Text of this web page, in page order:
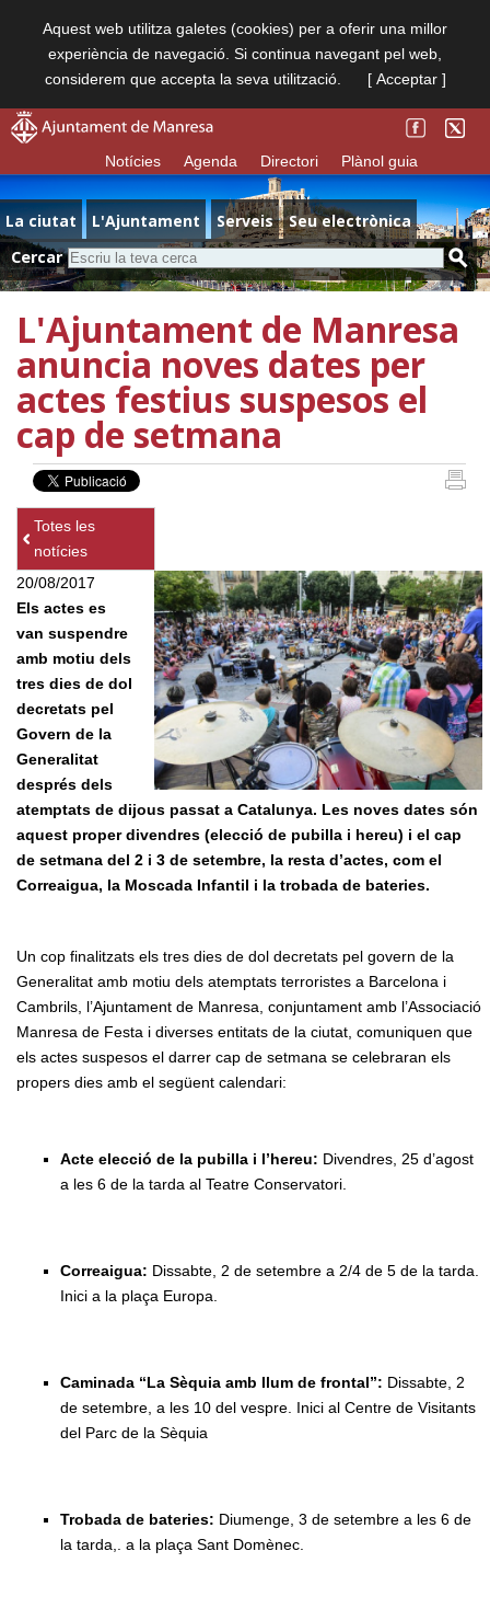
Aquest web utilitza galetes (cookies) per a oferir una millor
experiència de navegació. Si continua navegant pel web,
considerem que accepta la seva utilització.
[ Acceptar ]
Notícies Agenda Directori Plànol guia
La ciutat L'Ajuntament Serveis
Seu electrònica
Cercar
L'Ajuntament de Manresa
anuncia noves dates per
actes festius suspesos el
cap de setmana
Totes les
notícies
20/08/2017
Els actes es
van suspendre
amb motiu dels
tres dies de dol
decretats pel
Govern de la
Generalitat
després dels
atemptats de dijous passat a Catalunya. Les noves dates són
aquest proper divendres (elecció de pubilla i hereu) i el cap
de setmana del 2 i 3 de setembre, la resta d’actes, com el
Correaigua, la Moscada Infantil i la trobada de bateries.
Un cop finalitzats els tres dies de dol decretats pel govern de la
Generalitat amb motiu dels atemptats terroristes a Barcelona i
Cambrils, l’Ajuntament de Manresa, conjuntament amb l’Associació
Manresa de Festa i diverses entitats de la ciutat, comuniquen que
els actes suspesos el darrer cap de setmana se celebraran els
propers dies amb el següent calendari:
Acte elecció de la pubilla i l’hereu: Divendres, 25 d’agost
a les 6 de la tarda al Teatre Conservatori.
Correaigua: Dissabte, 2 de setembre a 2/4 de 5 de la tarda.
Inici a la plaça Europa.
Caminada “La Sèquia amb llum de frontal”: Dissabte, 2
de setembre, a les 10 del vespre. Inici al Centre de Visitants
del Parc de la Sèquia
Trobada de bateries: Diumenge, 3 de setembre a les 6 de
la tarda,. a la plaça Sant Domènec.